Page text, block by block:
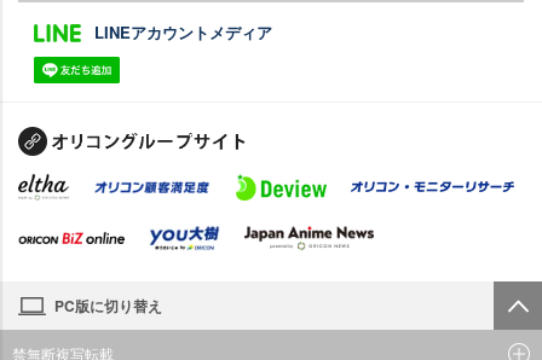
LINEアカウントメディア
PC版に切り替え
禁無断複写転載